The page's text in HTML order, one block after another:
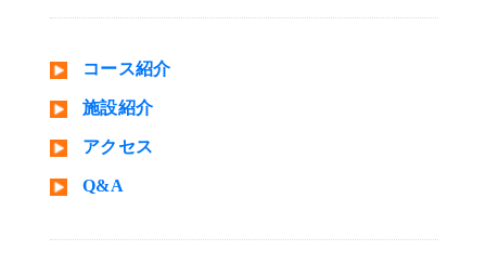
コース紹介
施設紹介
アクセス
Q&A